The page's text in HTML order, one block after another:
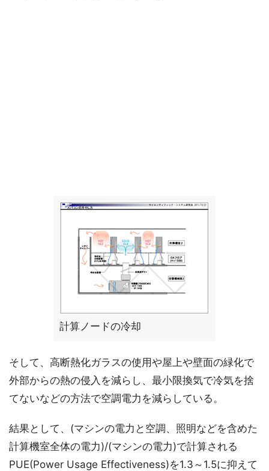
計算ノードの冷却
そして、高断熱化ガラスの使用や屋上や壁面の緑化で
外部からの熱の侵入を減らし、最小限換気で冷気を捨
てないなどの方法で空調電力を減らしている。
結果として、(マシンの電力と空調、照明などを含めた
計算機室全体の電力)/(マシンの電力)で計算される
PUE(Power Usage Effectiveness)を1.3～1.5に抑えて